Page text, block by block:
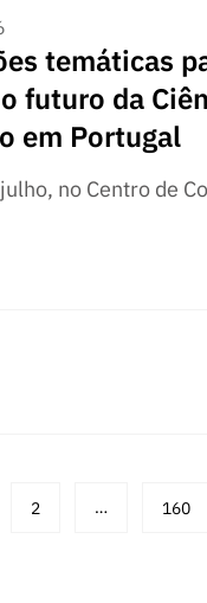
temáticas
futuro da
em Portugal
no Centro de
2 … 160